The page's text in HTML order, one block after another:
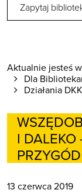
Zapytaj
Aktualnie jesteś
Dla
Działania DKK
I
PRZYGÓD
13 czerwca 2019